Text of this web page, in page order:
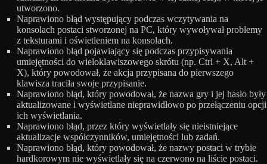
utworzono.
Naprawiono błąd występujący podczas wczytywania na
konsolach postaci stworzonej na PC, który wywoływał problemy
z teksturami i oświetleniem na konsolach.
Naprawiono błąd pojawiający się podczas przypisywania
umiejętności do wieloklawiszowego skrótu (np. Ctrl + X, Alt +
X), który powodował, że akcja przypisana do pierwszego
klawisza traciła swoje przypisanie.
Naprawiono błąd, który powodował, że nazwa gry i jej hasło były
aktualizowane i wyświetlane nieprawidłowo po przełączeniu opcji
ich wyświetlania.
Naprawiono błąd, przez który wyświetlały się nieistniejące
aktualizacje współczynników, umiejętności lub zadań.
Naprawiono błąd, który powodował, że nazwy postaci w trybie
hardkorowym nie wyświetlały się na czerwono na liście postaci.